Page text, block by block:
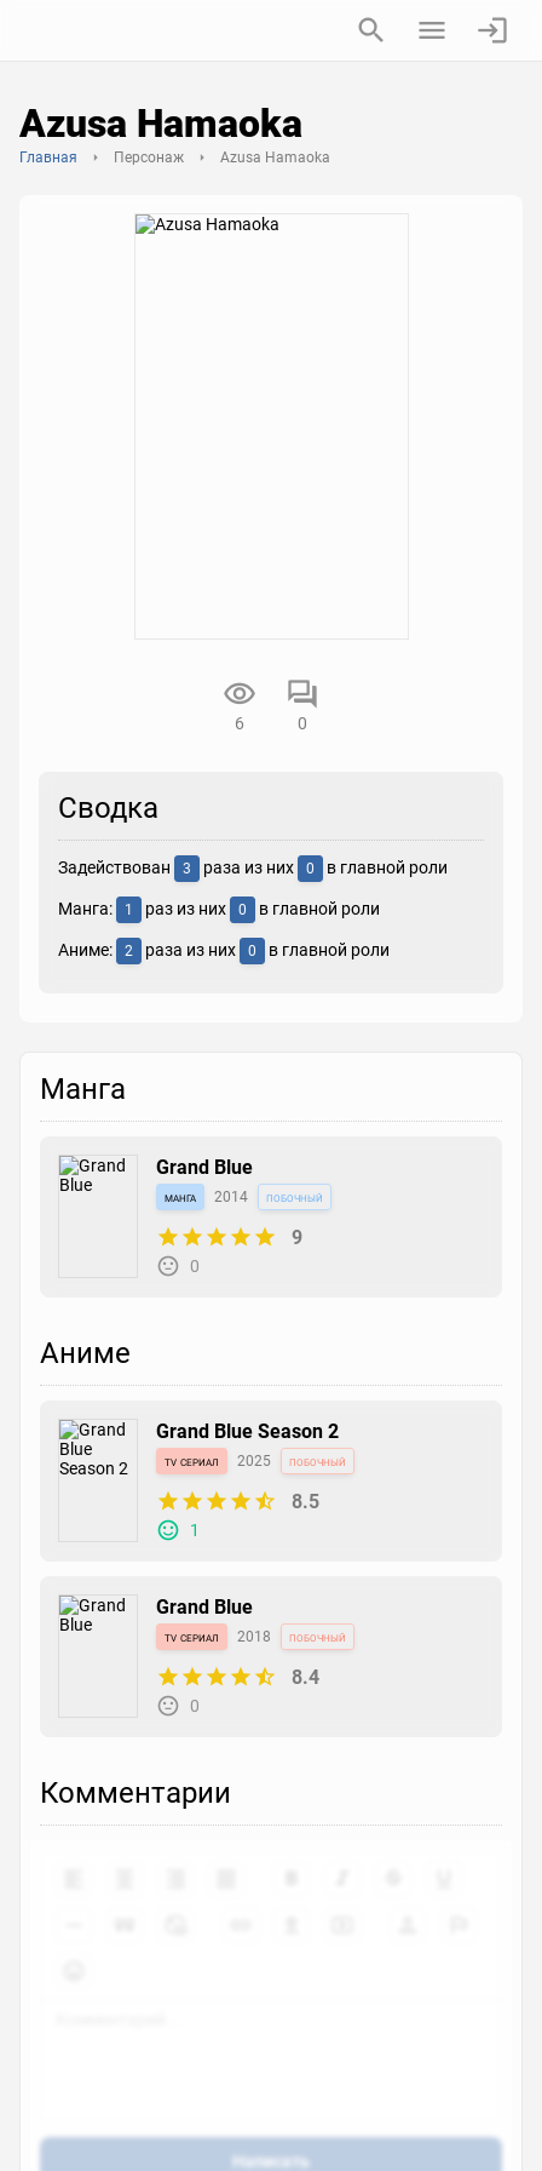
Azusa Hamaoka
Главная Персонаж Azusa Hamaoka
6 0
Сводка
Задействован 3 раза из них 0 в главной роли
Манга: 1 раз из них 0 в главной роли
Аниме: 2 раза из них 0 в главной роли
Манга
Grand Blue
манга 2014 побочный
9
0
Аниме
Grand Blue Season 2
tv сериал 2025 побочный
8.5
1
Grand Blue
tv сериал 2018 побочный
8.4
0
Комментарии
Написать